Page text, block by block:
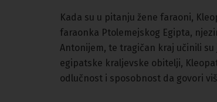
Kada su u pitanju žene faraoni,
faraonka Ptolemejskog Egipta,
Antonijem, te tragičan kraj učinili
egipatske kraljevske obitelji,
odlučnost i sposobnost da govori